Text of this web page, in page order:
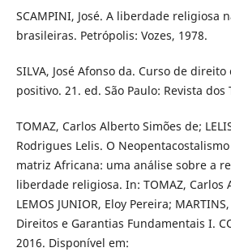
SCAMPINI, José. A liberdade religiosa
brasileiras. Petrópolis: Vozes, 1978.
SILVA, José Afonso da. Curso de
positivo. 21. ed. São Paulo: Revista
TOMAZ, Carlos Alberto Simões de;
Rodrigues Lelis. O
matriz Africana: uma análise sobre a
liberdade religiosa. In: TOMAZ, Carlos
LEMOS JUNIOR, Eloy Pereira;
Direitos e Garantias Fundamentais I.
2016. Disponível em: